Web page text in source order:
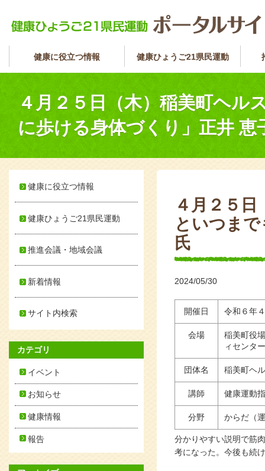
健康に役立つ情報 健康ひょうご21県民運動
４月２５日（木）稲美町ヘル
に歩ける身体づくり」正井 恵
４月２５
といつま
氏
2024/05/30
開催日 令和６年
会場
稲美町役
ィセンタ
団体名 稲美町ヘ
講師 健康運動
分野 からだ（
分かりやすい説明で筋
考になった。今後も続
健康に役立つ情報
健康ひょうご21県民運動
推進会議・地域会議
新着情報
サイト内検索
カテゴリ
イベント
お知らせ
健康情報
報告